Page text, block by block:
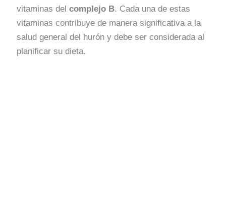
vitaminas delcomplejo B. Cada una de estas
vitaminas contribuye de manera significativa a la
salud general del hurón y debe ser considerada al
planificar su dieta.